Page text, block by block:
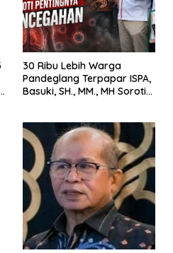
30 Ribu Lebih Warga
Pandeglang Terpapar ISPA,
Basuki, SH., MM., MH Soroti